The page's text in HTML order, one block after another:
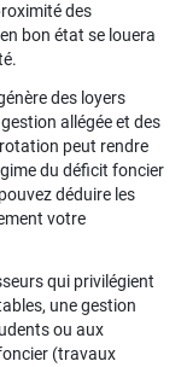
des
bon état se louera
des loyers
allégée et des
peut rendre
du déficit foncier
déduire les
votre
qui privilégient
une gestion
ou aux
(travaux